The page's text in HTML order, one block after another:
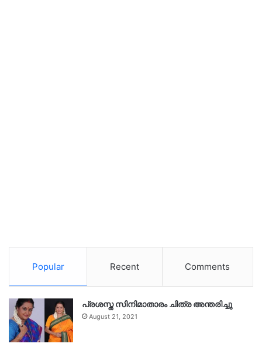
Popular Recent Comments
പ്രശസ്ത സിനിമാതാരം ചിത്ര അന്തരിച്ചു
August 21, 2021